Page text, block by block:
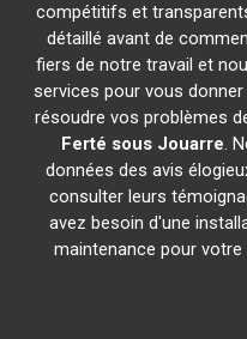
compétitifs et
détaillé avant de
fiers de notre travail et
services pour vous
résoudre vos problèmes
Ferté sous Jouarre.
données des avis
consulter leurs
avez besoin d'une
maintenance pour votre